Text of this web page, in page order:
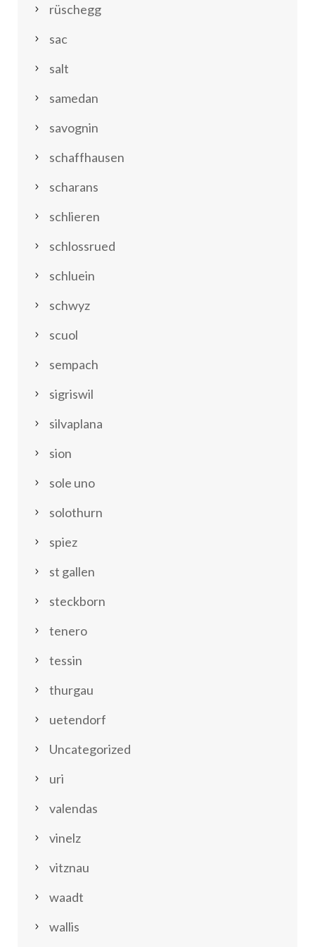
rüschegg
sac
salt
samedan
savognin
schaffhausen
scharans
schlieren
schlossrued
schluein
schwyz
scuol
sempach
sigriswil
silvaplana
sion
sole uno
solothurn
spiez
st gallen
steckborn
tenero
tessin
thurgau
uetendorf
Uncategorized
uri
valendas
vinelz
vitznau
waadt
wallis